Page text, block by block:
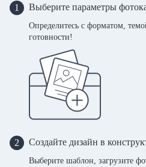
1 Выберите параметры
Определитесь с форматом,
готовности!
2 Создайте дизайн в
Выберите шаблон, загрузите